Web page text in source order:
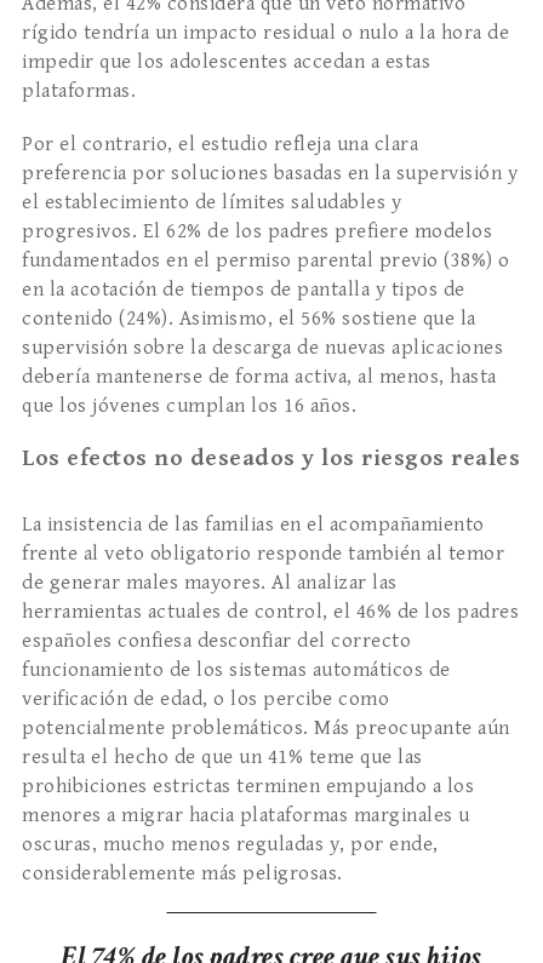
rígido tendría un impacto residual o nulo a la hora de
impedir que los adolescentes accedan a estas
plataformas.
Por el contrario, el estudio refleja una clara
preferencia por soluciones basadas en la supervisión y
el establecimiento de límites saludables y
progresivos. El 62% de los padres prefiere modelos
fundamentados en el permiso parental previo (38%) o
en la acotación de tiempos de pantalla y tipos de
contenido (24%). Asimismo, el 56% sostiene que la
supervisión sobre la descarga de nuevas aplicaciones
debería mantenerse de forma activa, al menos, hasta
que los jóvenes cumplan los 16 años.
Los efectos no deseados y los riesgos reales
La insistencia de las familias en el acompañamiento
frente al veto obligatorio responde también al temor
de generar males mayores. Al analizar las
herramientas actuales de control, el 46% de los padres
españoles confiesa desconfiar del correcto
funcionamiento de los sistemas automáticos de
verificación de edad, o los percibe como
potencialmente problemáticos. Más preocupante aún
resulta el hecho de que un 41% teme que las
prohibiciones estrictas terminen empujando a los
menores a migrar hacia plataformas marginales u
oscuras, mucho menos reguladas y, por ende,
considerablemente más peligrosas.